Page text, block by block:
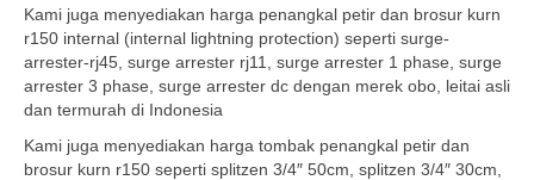
Kami juga menyediakan harga penangkal petir dan brosur kurn
r150 internal (internal lightning protection) seperti surge-
arrester-rj45, surge arrester rj11, surge arrester 1 phase, surge
arrester 3 phase, surge arrester dc dengan merek obo, leitai asli
dan termurah di Indonesia
Kami juga menyediakan harga tombak penangkal petir dan
brosur kurn r150 seperti splitzen 3/4″ 50cm, splitzen 3/4″ 30cm,